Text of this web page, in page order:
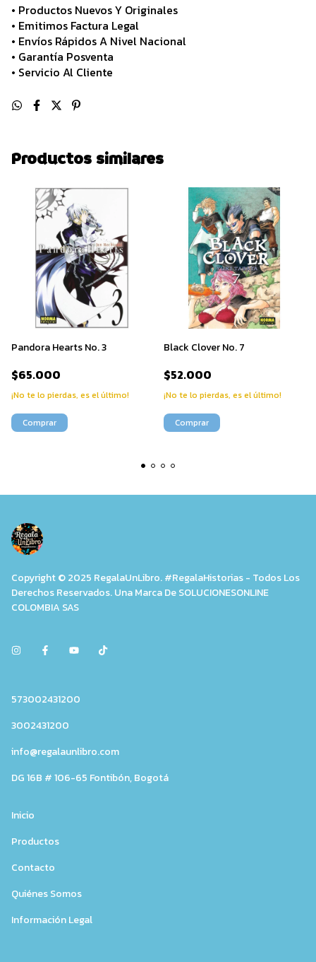
• Productos Nuevos Y Originales
• Emitimos Factura Legal
• Envíos Rápidos A Nivel Nacional
• Garantía Posventa
• Servicio Al Cliente
Productos similares
Pandora Hearts No. 3
$65.000
¡No te lo pierdas, es el último!
Black Clover No. 7
$52.000
¡No te lo pierdas, es el último!
Copyright © 2025 RegalaUnLibro. #RegalaHistorias - Todos Los
Derechos Reservados. Una Marca De SOLUCIONESONLINE
COLOMBIA SAS
573002431200
3002431200
info@regalaunlibro.com
DG 16B # 106-65 Fontibón, Bogotá
Inicio
Productos
Contacto
Quiénes Somos
Información Legal